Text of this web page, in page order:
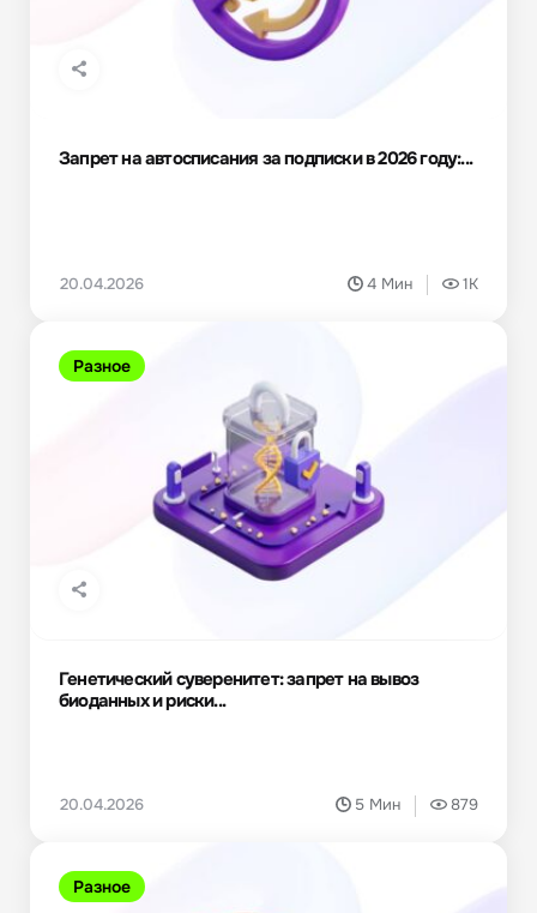
Запрет на автосписания за подписки в 2026 году:...
20.04.2026 4 Мин 1K
Разное
Генетический суверенитет: запрет на вывоз
биоданных и риски...
20.04.2026 5 Мин 879
Разное